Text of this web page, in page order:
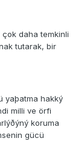
daha temkinli
tutarak, bir
yaþatma hakký
milli ve örfi
koruma
gücü